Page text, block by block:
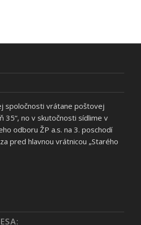
spoločnosti vrátane poštovej
35“, no v skutočnosti sídlime v
odboru ŽP a.s. na 3. poschodí
pred hlavnou vrátnicou „Starého